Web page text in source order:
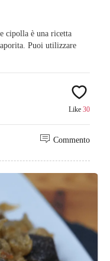
cipolla è una ricetta
Puoi utilizzare
Like 30
Commento